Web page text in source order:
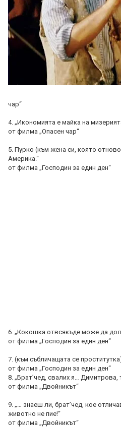
чар“
4. „Икономията е майка на
от филма „Опасен чар“
5. Пурко (към жена си, която
Америка.“
от филма „Господин за един ден“
6. „Кокошка отвсякъде може да
от филма „Господин за един ден“
7. (към събличащата се
от филма „Господин за един ден“
8. „Брат’чед, свалих я… Димитрова,
от филма „Двойникът“
9. „… знаеш ли, брат’чед, кое
животно не пие!“
от филма „Двойникът“